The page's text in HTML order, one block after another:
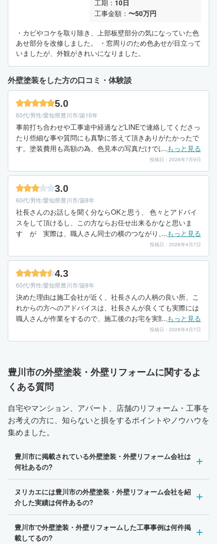
工期： 10日
工事金額： 〜50万円
・カビやコケを取り除き、上部板壁部分の気になっていた色
あせ部分を改修しました。 ・窓周りのため色あせが目立って
いましたが、外観がきれいになりました。
外壁塗装をした方の口コミ・体験談
5.0
60代/男性/愛知県豊川市/築16年
事前打ち合わせや工事途中経過などLINEで連絡してくださっ
たり些細な事や質問にも真摯に答えて頂きありがたかったで
す。塗装費用も高額の為、色見本の写真だけでは中々決めら
れず色々とアドバイスもしてもらい自分達の納得の外壁の仕
上がりでとても満足しています。
...もっと見る
投稿日：2026年7月9日
3.0
60代/男性/愛知県豊川市/築8年
社長さんのお話しを聞く分ならOKと思う、 色々とアドバイ
スをして頂けるし、この方ならお任せ出来るかなと思いま
す が 実際は、職人さん同士の横のつながり、情報共有が
全く無く不安だったため 知り合いには紹介できない、私の
失敗談としてならお話し出来る程度かな、安くは無い工事費
思います。
...もっと見る
投稿日：2026年4月7日
4.3
60代/男性/愛知県豊川市/築8年
決めた理由は施工会社が近く、社長さんの人柄の良い所、こ
れからの方へのアドバイスは、社長さんが良くても実際には
職人さんが作業をするので、施工後のお宅を実際見せていた
だき、家主さんにお話しをうかがうのが一番だと思います。
...もっと見る
投稿日：2026年4月7日
豊川市の外壁塗装・外壁リフォームに関するよ
くある質問
自宅やマンション、アパート、店舗のリフォーム・工事を
お考えの方に、知らないと損をするポイントやノウハウを
集めました。
豊川市に掲載されている外壁塗装・外壁リフォーム会社は
何社あるの?
ヌリカエには豊川市の外壁塗装・外壁リフォーム会社を紹
介した実績は何件あるの?
豊川市で外壁塗装・外壁リフォームした工事事例は何件掲
載してるの?